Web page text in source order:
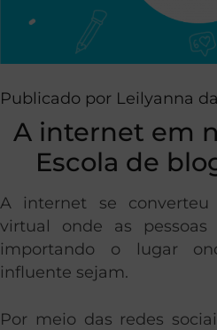
Publicado por Leilyanna
A internet em
Escola de
A internet se
virtual onde as
importando o lugar
influente sejam.
Por meio das redes